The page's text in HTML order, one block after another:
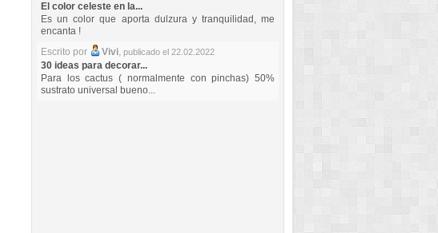
El color celeste en la...
Es un color que aporta dulzura y tranquilidad, me
encanta !
Escrito por
Vivi, publicado el 22.02.2022
30 ideas para decorar...
Para los cactus ( normalmente con pinchas) 50%
sustrato universal bueno...